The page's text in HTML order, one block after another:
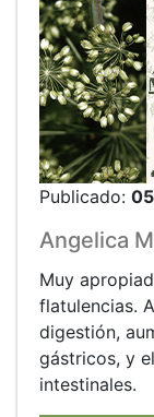
Publicado:
Angelica
Muy
flatulencias.
digestión,
gástricos, y
intestinales.